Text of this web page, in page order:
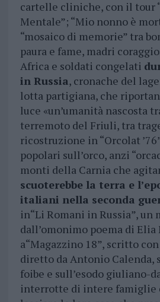
cartelle cliniche, con il tour
Mentale”; “Mio nonno è
“mosaico di memorie” tra
paura e fame, madri
Africa e soldati congelati
in Russia, cronache del
lotta partigiana, che
luce «un’umanità nascosta
terremoto del Friuli, tra
ricostruzione in “Orcolat
popolari sull’orco, anzi
monti della Carnia che
scuoterebbe la terra e
italiani nella seconda
in“Li Romani in Russia”,
dall’omonimo poema di
a“Magazzino 18”, scritto con
diretto da Antonio Calenda,
foibe e sull’esodo giuliano-
interrotte di intere famiglie